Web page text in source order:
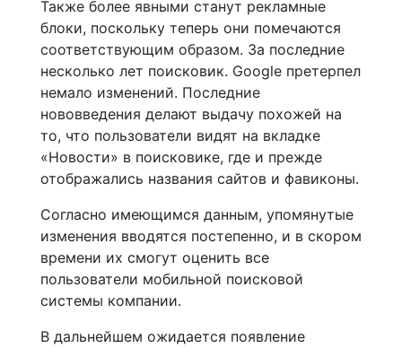
Также более явными станут рекламные
блоки, поскольку теперь они помечаются
соответствующим образом. За последние
несколько лет поисковик. Google претерпел
немало изменений. Последние
нововведения делают выдачу похожей на
то, что пользователи видят на вкладке
«Новости» в поисковике, где и прежде
отображались названия сайтов и фавиконы.
Согласно имеющимся данным, упомянутые
изменения вводятся постепенно, и в скором
времени их смогут оценить все
пользователи мобильной поисковой
системы компании.
В дальнейшем ожидается появление